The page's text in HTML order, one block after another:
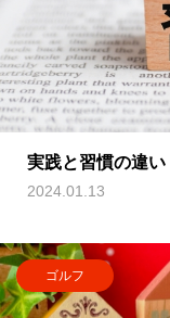
実践と習慣の違い
2024.01.13
ゴルフ